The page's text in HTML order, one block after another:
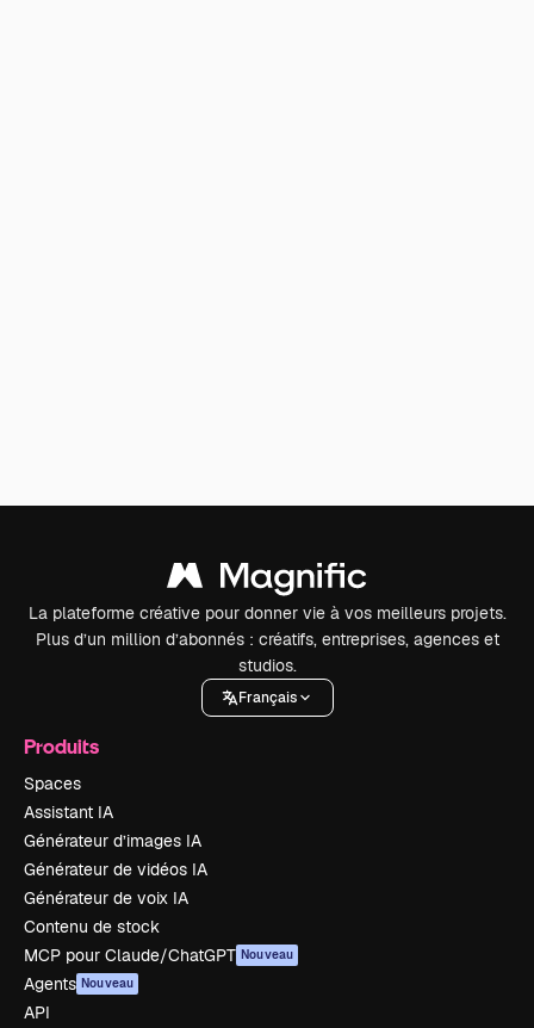
La plateforme créative pour donner vie à vos meilleurs projets.
Plus d’un million d’abonnés : créatifs, entreprises, agences et
studios.
Français
Produits
Spaces
Assistant IA
Générateur d’images IA
Générateur de vidéos IA
Générateur de voix IA
Contenu de stock
MCP pour Claude/ChatGPT Nouveau
Agents Nouveau
API